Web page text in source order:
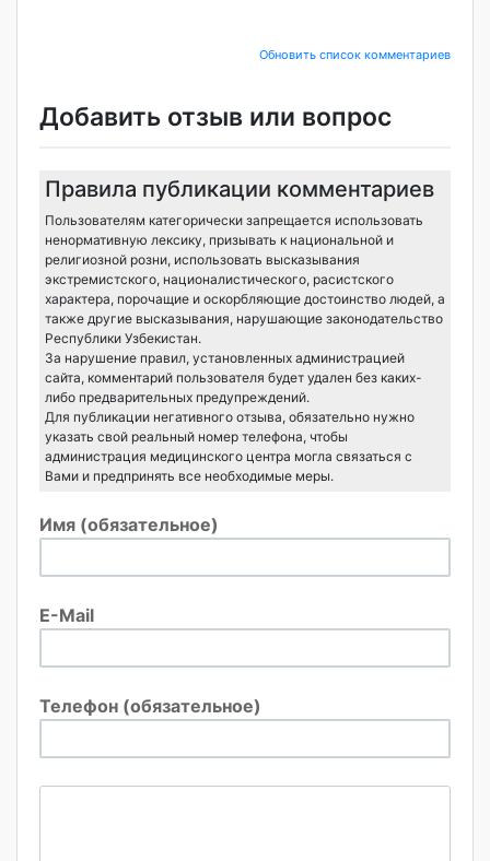
Обновить список комментариев
Добавить отзыв или вопрос
Правила публикации комментариев
Пользователям категорически запрещается использовать
ненормативную лексику, призывать к национальной и
религиозной розни, использовать высказывания
экстремистского, националистического, расистского
характера, порочащие и оскорбляющие достоинство людей, а
также другие высказывания, нарушающие законодательство
Республики Узбекистан.
За нарушение правил, установленных администрацией
сайта, комментарий пользователя будет удален без каких-
либо предварительных предупреждений.
Для публикации негативного отзыва, обязательно нужно
указать свой реальный номер телефона, чтобы
администрация медицинского центра могла связаться с
Вами и предпринять все необходимые меры.
Имя (обязательное)
E-Mail
Телефон (обязательное)